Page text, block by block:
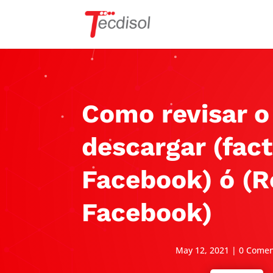
Como revisar o
descargar
Facebook) ó
Facebook)
May 12, 2021 | 0